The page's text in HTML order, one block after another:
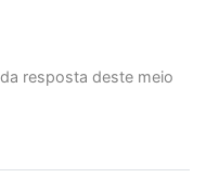
resposta deste meio